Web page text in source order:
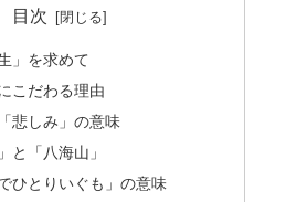
目次
」を求めて
こだわる理由
悲しみ」の意味
と「八海山」
ひとりいぐも」の意味